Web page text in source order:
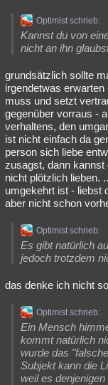
Optimist schrieb:
Kannst du von
nicht an ihn
grundsätzlich sollte
irgendetwas
muss und setzt
gegenüber vorraus -
verhaltens, den
ist nicht einfach da
person sich liebe
zusagst, dann kannst
nicht plötzlich lieben.
umgekehrt ist - liebst
aber nicht schon
Optimist schrieb:
Es gibt natürlich
jedoch trotzdem
das denke ich nicht
Optimist schrieb:
Ein Mensch
kommt natürlich
wurde das
Subjekt kann die
weil es